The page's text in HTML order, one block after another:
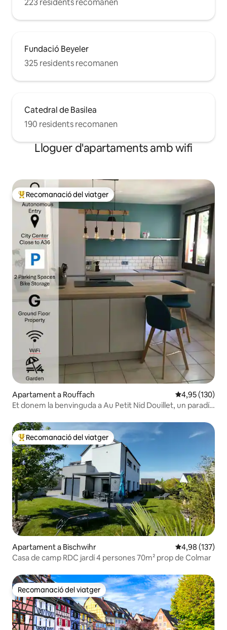
223 residents recomanen
Fundació Beyeler
325 residents recomanen
Catedral de Basilea
190 residents recomanen
Lloguer d'apartaments amb wifi
Principals recomanacions dels viatgers
Recomanació del viatger
Apartament a Rouffach 4,95 de
4,95 (130)
Et donem la benvinguda a Au Petit Nid Douillet, un paradís
Principals recomanacions dels viatgers
Recomanació del viatger
Apartament a Bischwihr 4,98 de
4,98 (137)
Casa de camp RDC jardí 4 persones 70m² prop de Colmar
Recomanació del viatger
Recomanació del viatger